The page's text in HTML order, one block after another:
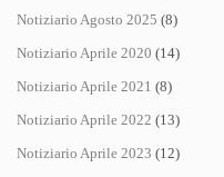
Notiziario Agosto 2025 (8)
Notiziario Aprile 2020 (14)
Notiziario Aprile 2021 (8)
Notiziario Aprile 2022 (13)
Notiziario Aprile 2023 (12)